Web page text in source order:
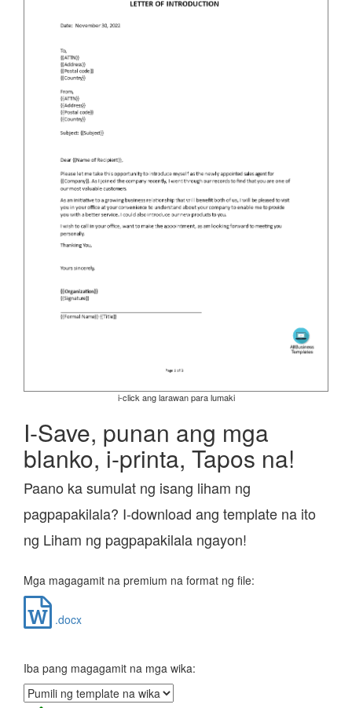
i-click ang larawan para lumaki
I-Save, punan ang mga
blanko, i-printa, Tapos na!
Paano ka sumulat ng isang liham ng
pagpapakilala? I-download ang template na ito
ng Liham ng pagpapakilala ngayon!
Mga magagamit na premium na format ng file:
.docx
Iba pang magagamit na mga wika: